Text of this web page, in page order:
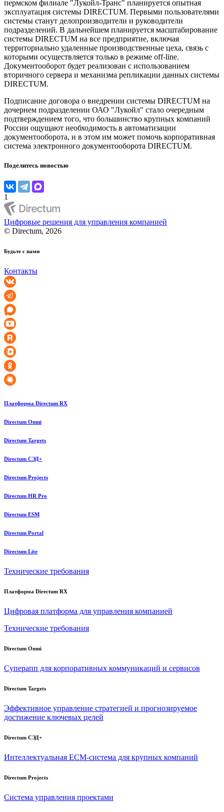
пермском филиале "Лукойл-Транс" планируется опытная
эксплуатация системы DIRECTUM. Первыми пользователями
системы станут делопроизводители и руководители
подразделений. В дальнейшем планируется масштабирование
системы DIRECTUM на все предприятие, включая
территориально удаленные производственные цеха, связь с
которыми осуществляется только в режиме off-line.
Документооборот будет реализован с использованием
вторичного сервера и механизма репликации данных системы
DIRECTUM.
Подписание договора о внедрении системы DIRECTUM на
дочернем подразделении ОАО "Лукойл" стало очередным
подтверждением того, что большинство крупных компаний
России ощущают необходимость в автоматизации
документооборота, и в этом им может помочь корпоративная
система электронного документооборота DIRECTUM.
Поделитесь новостью
1
Цифровые решения для управления компанией
© Directum, 2026
Будьте с нами
Контакты
Платформа Directum RX
Directum Omni
Directum Targets
Directum СЭД+
Directum Projects
Directum HR Pro
Directum ESM
Directum Portal
Directum Lite
Технические требования
Платформа Directum RX
Цифровая платформа для управления компанией
Технические требования
Directum Omni
Суперапп для корпоративных коммуникаций и сервисов
Directum Targets
Эффективное управление стратегией и прогнозируемое
достижение ключевых целей
Directum СЭД+
Интеллектуальная ECM-система для крупных компаний
Directum Projects
Система управления проектами